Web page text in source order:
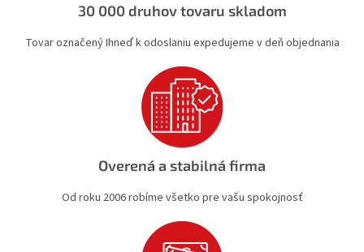
ý
i
s
u
30 000 druhov tovaru skladom
Tovar označený Ihneď k odoslaniu expedujeme v deň objednania
Overená a stabilná firma
Od roku 2006 robíme všetko pre vašu spokojnosť